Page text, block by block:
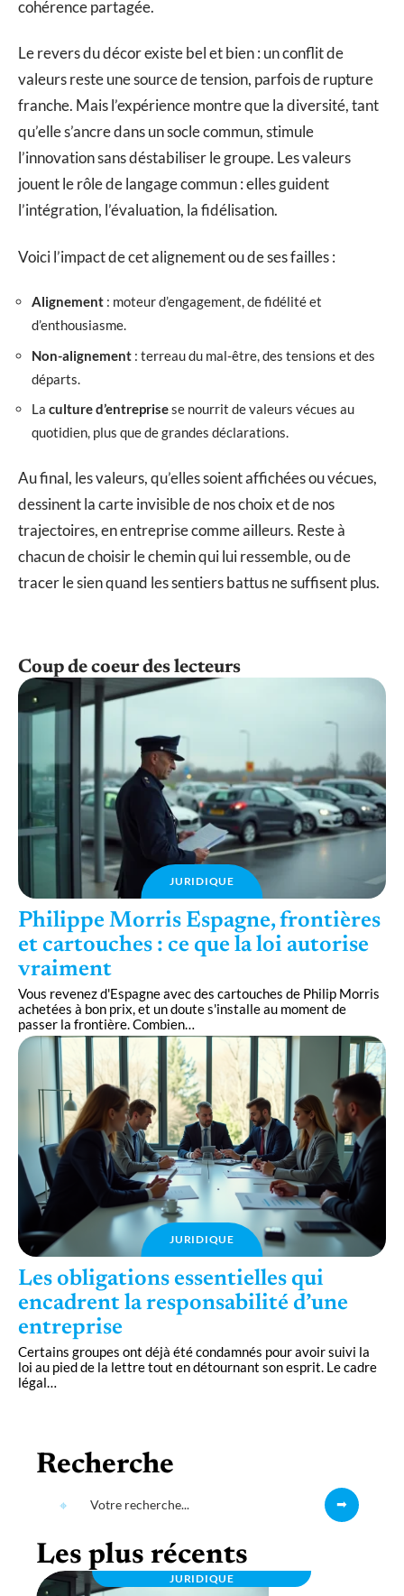
cohérence partagée.
Le revers du décor existe bel et bien : un conflit de
valeurs reste une source de tension, parfois de rupture
franche. Mais l’expérience montre que la diversité, tant
qu’elle s’ancre dans un socle commun, stimule
l’innovation sans déstabiliser le groupe. Les valeurs
jouent le rôle de langage commun : elles guident
l’intégration, l’évaluation, la fidélisation.
Voici l’impact de cet alignement ou de ses failles :
Alignement : moteur d’engagement, de fidélité et
d’enthousiasme.
Non-alignement : terreau du mal-être, des tensions et des
départs.
La culture d’entreprisese nourrit de valeurs vécues au
quotidien, plus que de grandes déclarations.
Au final, les valeurs, qu’elles soient affichées ou vécues,
dessinent la carte invisible de nos choix et de nos
trajectoires, en entreprise comme ailleurs. Reste à
chacun de choisir le chemin qui lui ressemble, ou de
tracer le sien quand les sentiers battus ne suffisent plus.
Coup de coeur des lecteurs
JURIDIQUE
Philippe Morris Espagne, frontières
et cartouches : ce que la loi autorise
vraiment
Vous revenez d'Espagne avec des cartouches de Philip Morris
achetées à bon prix, et un doute s'installe au moment de
passer la frontière. Combien…
JURIDIQUE
Les obligations essentielles qui
encadrent la responsabilité d’une
entreprise
Certains groupes ont déjà été condamnés pour avoir suivi la
loi au pied de la lettre tout en détournant son esprit. Le cadre
légal
Recherche
Les plus récents
JURIDIQUE